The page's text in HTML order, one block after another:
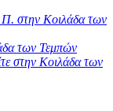
στην Κοιλάδα των
των Τεμπών
στην Κοιλάδα των